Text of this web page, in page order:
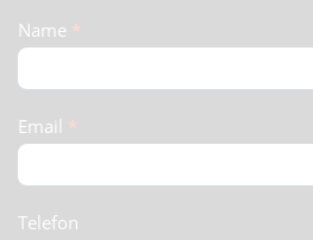
Schnellkontakt
(Footer)
Name *
Email *
Telefon